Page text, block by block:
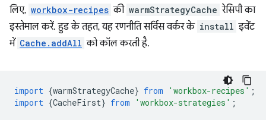
लिए, workbox-recipes की warmStrategyCache रेसिपी का
इस्तेमाल करें. हुड के तहत, यह रणनीति सर्विस वर्कर के install इवेंट
में Cache.addAll को कॉल करती है.
import {warmStrategyCache} from 'workbox-recipes' ;
import {CacheFirst} from 'workbox-strategies' ;